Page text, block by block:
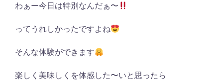
わぁー今日は特別なんだぁ〜
ってうれしかったですよね
そんな体験ができます
楽しく美味しくを体感した〜いと思ったら